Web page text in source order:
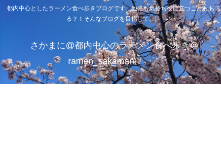
都内中心としたラーメン食べ歩きブログです。他にも気持ち役に立つこともあ
る？！そんなブログを目指して。
さかまに@都内中心のラーメン食べ歩き＠
ramen_sakamani